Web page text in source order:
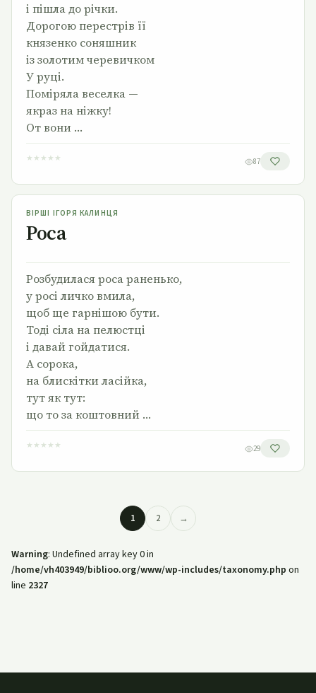
і пішла до річки.
Дорогою перестрів її
князенко соняшник
із золотим черевичком
У руці.
Поміряла веселка —
якраз на ніжку!
От вони …
★ ★ ★ ★ ★ 87
Роса
ВІРШІ ІГОРЯ КАЛИНЦЯ
Роса
Розбудилася роса раненько,
у росі личко вмила,
щоб ще гарнішою бути.
Тоді сіла на пелюстці
і давай гойдатися.
А сорока,
на блискітки ласійка,
тут як тут:
що то за коштовний …
★ ★ ★ ★ ★ 29
1 2 →
Warning: Undefined array key 0 in
/home/vh403949/biblioo.org/www/wp-includes/taxonomy.php on
line 2327